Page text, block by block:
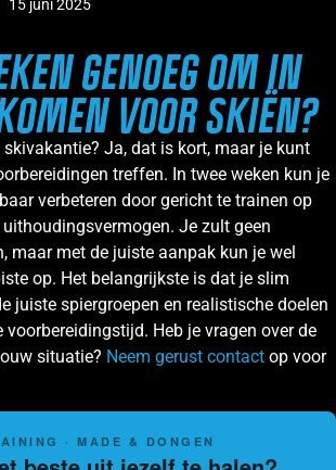
15 juni 2025
GENOEG OM IN
VOOR SKIËN?
Ja, dat is kort, maar je kunt
treffen. In twee weken kun je
verbeteren door gericht te trainen op
Je zult geen
maar met de juiste aanpak kun je wel
op. Het belangrijkste is dat je slim
juiste spiergroepen en realistische doelen
voorbereidingstijd. Heb je vragen over de
situatie? Neem gerust contact op voor
· MADE & DONGEN